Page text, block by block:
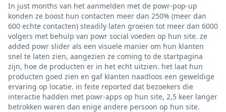
In just months van het aanmelden met de powr-pop-up
konden ze boost hun contacten meer dan 250% (meer dan
600 echte contacten) steadily laten groeien tot meer dan 6000
volgers met behulp van powr social voeden op hun site. ze
added powr slider als een visuele manier om hun klanten
snel te laten zien, aangezien ze coming to de startpagina
zijn, hoe de producten er in het echt uitzien. het laat hun
producten goed zien en gaf klanten naadloos een geweldige
ervaring op locatie. in feite reported dat bezoekers die
interactie hadden met powr-apps op hun site, 2,5 keer langer
betrokken waren dan enige andere persoon op hun site.